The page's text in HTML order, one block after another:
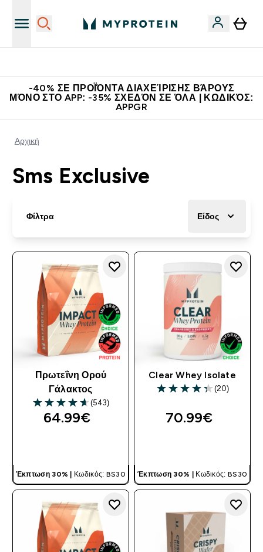
-40% ΣΕ ΠΡΟΪΌΝΤΑ ΔΙΑΧΕΊΡΙΣΗΣ ΒΆΡΟΥΣ
ΜΌΝΟ ΣΤΟ APP: -35% ΣΧΕΔΌΝ ΣΕ ΌΛΑ | ΚΩΔΙΚΌΣ:
APPGR
Αρχική
Sms Exclusive
Φίλτρα Είδος
Πρωτεΐνη Ορού
Γάλακτος
4.61 out of 5 stars
(543)
64.99€‎
Έκπτωση 30% | Κωδικός: BS30
Clear Whey Isolate
4.3 out of 5 stars
(20)
70.99€‎
Έκπτωση 30% | Κωδικός: BS30